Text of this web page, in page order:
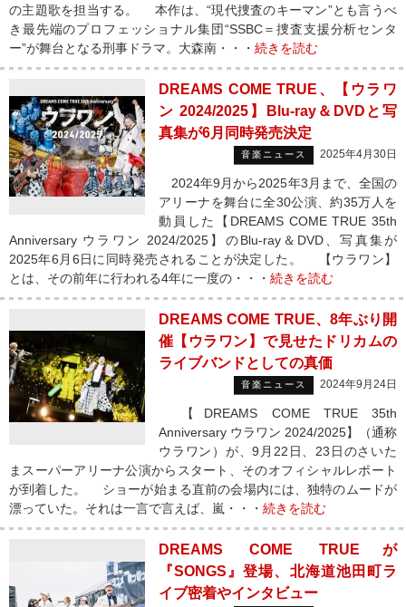
の主題歌を担当する。 本作は、“現代捜査のキーマン”とも言うべ
き最先端のプロフェッショナル集団“SSBC＝捜査支援分析センタ
ー”が舞台となる刑事ドラマ。大森南・・・ 続きを読む
DREAMS COME TRUE、【ウラワ
ン 2024/2025】Blu-ray＆DVDと写
真集が6月同時発売決定
音楽ニュース 2025年4月30日
2024年9月から2025年3月まで、全国の
アリーナを舞台に全30公演、約35万人を
動員した【DREAMS COME TRUE 35th
Anniversary ウラワン 2024/2025】のBlu-ray＆DVD、写真集が
2025年6月6日に同時発売されることが決定した。 【ウラワン】
とは、その前年に行われる4年に一度の・・・ 続きを読む
DREAMS COME TRUE、8年ぶり開
催【ウラワン】で見せたドリカムの
ライブバンドとしての真価
音楽ニュース 2024年9月24日
【DREAMS COME TRUE 35th
Anniversary ウラワン 2024/2025】（通称
ウラワン）が、9月22日、23日のさいた
まスーパーアリーナ公演からスタート、そのオフィシャルレポート
が到着した。 ショーが始まる直前の会場内には、独特のムードが
漂っていた。それは一言で言えば、嵐・・・ 続きを読む
DREAMS COME TRUEが
『SONGS』登場、北海道池田町ラ
イブ密着やインタビュー